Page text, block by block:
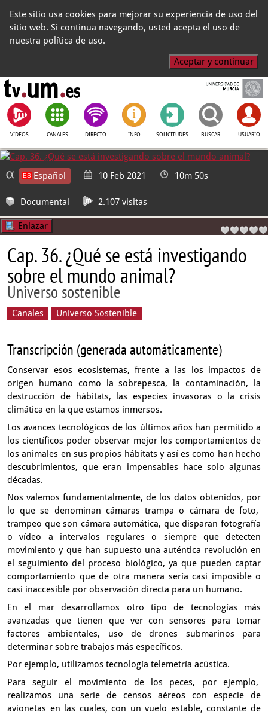
Este sitio usa cookies para mejorar su experiencia de uso del
sitio web. Si continua navegando, usted acepta el uso de
nuestra política de uso.
Aceptar y continuar
VIDEOS CANALES DIRECTO INFO SOLICITUDES BUSCAR USUARIO
Español 10 Feb 2021 10m 50s
Documental 2.107 visitas
Enlazar
Cap. 36. ¿Qué se está investigando
sobre el mundo animal?
Universo sostenible
Canales Universo Sostenible
Transcripción (generada automáticamente)
Conservar esos ecosistemas,frente a las los impactos de
origen humano como la sobrepesca, la contaminación,
la
destrucción de hábitats, las especies invasoras o la crisis
climática en la que estamos inmersos.
Los avances tecnológicos de los últimos años han permitido a
los científicos poder observar mejor los comportamientos de
los animales en sus propios hábitatsy así es como han hecho
descubrimientos, que eran impensables
hace solo algunas
décadas.
Nos valemos fundamentalmente, de los datos obtenidos, por
lo que se denominan cámaras trampa o cámara de foto,
trampeo que son cámara automática, que disparan fotografía
o vídeo a intervalos regulareso siempre que detecten
movimiento y que han supuesto una auténtica revolución en
el seguimientodel proceso biológico, ya que pueden captar
comportamiento que de otra manera sería casi imposible o
casi inaccesible por observación directa para un humano.
En el mar desarrollamos otro tipo de tecnologías más
avanzadas que tienen que ver con sensores para tomar
factores ambientales, uso de drones submarinos para
determinar sobre trabajos más específicos.
Por ejemplo, utilizamos tecnología telemetría acústica.
Para seguir el movimiento de los peces, por ejemplo,
realizamos una serie de censos aéreos con especie de
avionetas en las cuales, con un vuelo estable, constante de